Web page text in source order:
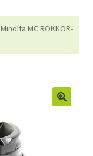
Minolta MC ROKKOR-